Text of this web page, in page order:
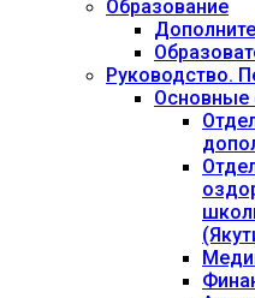
Образование
Руководство.
Основные